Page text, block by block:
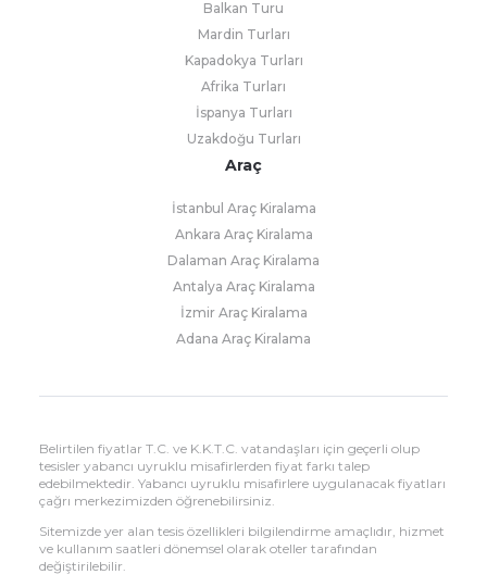
Balkan Turu
Mardin Turları
Kapadokya Turları
Afrika Turları
İspanya Turları
Uzakdoğu Turları
Araç
İstanbul Araç Kiralama
Ankara Araç Kiralama
Dalaman Araç Kiralama
Antalya Araç Kiralama
İzmir Araç Kiralama
Adana Araç Kiralama
Belirtilen fiyatlar T.C. ve K.K.T.C. vatandaşları için geçerli olup
tesisler yabancı uyruklu misafirlerden fiyat farkı talep
edebilmektedir. Yabancı uyruklu misafirlere uygulanacak fiyatları
çağrı merkezimizden öğrenebilirsiniz.
Sitemizde yer alan tesis özellikleri bilgilendirme amaçlıdır, hizmet
ve kullanım saatleri dönemsel olarak oteller tarafından
değiştirilebilir.